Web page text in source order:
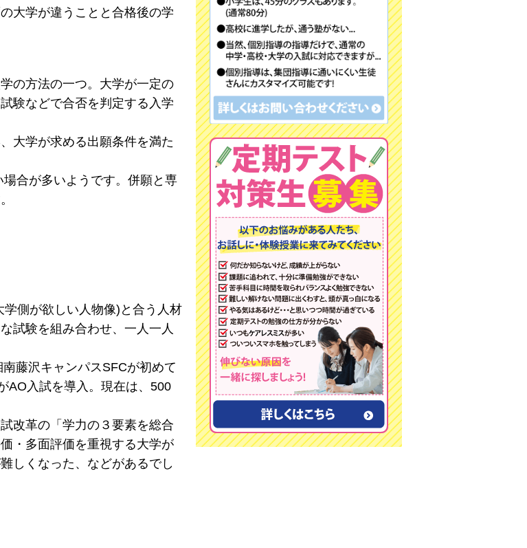
大学が違うことと合格後の学
の方法の一つ。大学が一定の
験などで合否を判定する入学
大学が求める出願条件を満た
合が多いようです。併願と専
側が欲しい人物像)と合う人材
試験を組み合わせ、一人一人
藤沢キャンパスSFCが初めて
AO入試を導入。現在は、500
改革の「学力の３要素を総合
・多面評価を重視する大学が
しくなった、などがあるでし